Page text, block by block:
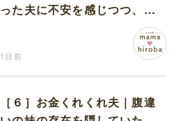
った夫に不安を感じつつ、友
人から誘われたアニメフェス
1日前
［６］お金くれくれ夫｜腹違